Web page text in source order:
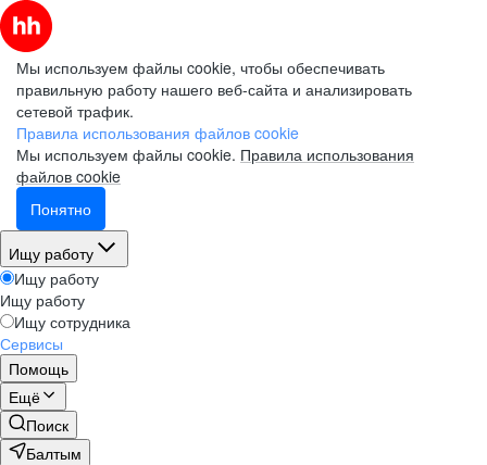
Мы используем файлы cookie, чтобы обеспечивать
правильную работу нашего веб-сайта и анализировать
сетевой трафик.
Правила использования файлов cookie
Мы используем файлы cookie. Правила использования
файлов cookie
Понятно
Ищу работу
Ищу работу
Ищу работу
Ищу сотрудника
Сервисы
Помощь
Ещё
Поиск
Балтым